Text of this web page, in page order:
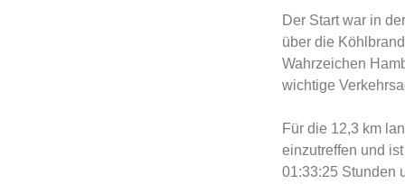
Der Start war in
über die
Wahrzeichen
wichtige
Für die 12,3 km
einzutreffen und
01:33:25 Stunden